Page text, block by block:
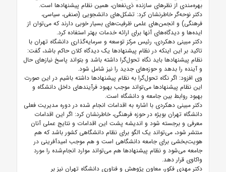
بهره‌مندی از نظرهای سازنده ذی‌نفعان، همین نظام پیشنهادها است.
دکتر نوحه‌گر خاطرنشان کرد: تشکل‌های دانشجویی (صنفی، سیاسی،
فرهنگی) و انجمن‌های علمی ظرفیت‌های بسیار خوبی دارند که می‌توان از
ایده‌ها و دیدگاه‌های آنها برای ارائه خدمات بهتر استفاده کرد.
دکتر مبینی دهکردی، رئیس مرکز توسعه و سرمایه‌گذاری دانشگاه تهران با
تاکید بر این اینکه در نظام پیشنهادها یک دیدگاه کلان حاکم باشد، گفت:
نظام پیشنهادها باید نگاه تحول‌گرا داشته باشد و بتواند پاسخ نیازهای حال
و آینده را بدهد و حوزه‌های جدید را نیز شامل شود.
وی افزود: اگر نگاه تحول‌گرا به نظام پیشنهادها داشته باشیم در این صورت
این نظام پیشنهادها می‌تواند موجب بهبود فرآیندهای داخل دانشگاه و
بهبود روابط بین جامعه و دانشگاه است.
دکتر مبینی دهکردی با اشاره به اقدامات انجام شده در دوره مدیریت فعلی
دانشگاه تهران بویژه در حوزه فرهنگی، خاطرنشان کرد: اگر این اقدامات
معرفی و برجسته شود و اندیشه پشت این اقدامات و نتایج عملی آنان
منتشر شود، می‌تواند یک الگو برای نظام دانشگاهی کشور باشد که هم
هویت‌بخشی برای جامعه دانشگاهی است و هم موجب امیدآفرینی در
جامعه می‌شود و نظام پیشنهادها هم می‌تواند موارد انجام‌شده را مورد
واکاوی قرار دهد.
دکتر مهدی فکور، معاون پژوهش و فناوری دانشگاه تهران نیز بر